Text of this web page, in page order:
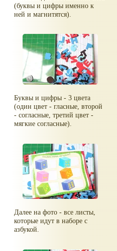
(буквы и цифры именно к
ней и магнитятся).
Буквы и цифры - 3 цвета
(один цвет - гласные, второй
- согласные, третий цвет -
мягкие согласные).
Далее на фото - все листы,
которые идут в наборе с
азбукой.